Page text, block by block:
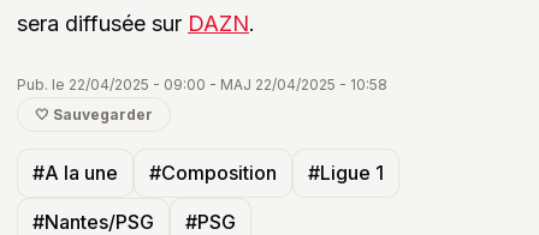
sera diffusée sur DAZN.
Pub. le 22/04/2025 - 09:00 - MAJ 22/04/2025 - 10:58
🤍 Sauvegarder
#A la une #Composition #Ligue 1
#Nantes/PSG #PSG